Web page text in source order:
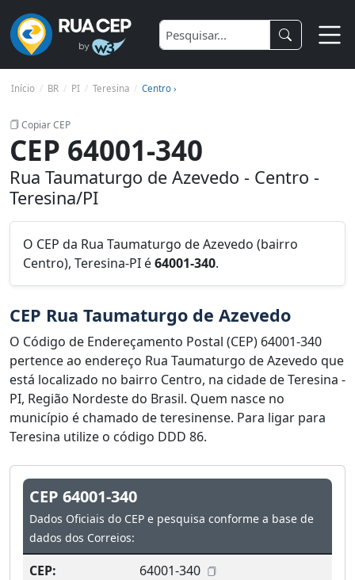
Início BR PI Teresina Centro ›
Copiar CEP
CEP 64001-340
Rua Taumaturgo de Azevedo - Centro -
Teresina/PI
O CEP da Rua Taumaturgo de Azevedo (bairro
Centro), Teresina-PI é64001-340.
CEP Rua Taumaturgo de Azevedo
O Código de Endereçamento Postal (CEP) 64001-340
pertence ao endereço Rua Taumaturgo de Azevedo que
está localizado no bairro Centro, na cidade de Teresina -
PI, Região Nordeste do Brasil. Quem nasce no
município é chamado de teresinense. Para ligar para
Teresina utilize o código DDD 86.
CEP 64001-340
Dados Oficiais do CEP e pesquisa conforme a base de
dados dos Correios:
CEP:
64001-340